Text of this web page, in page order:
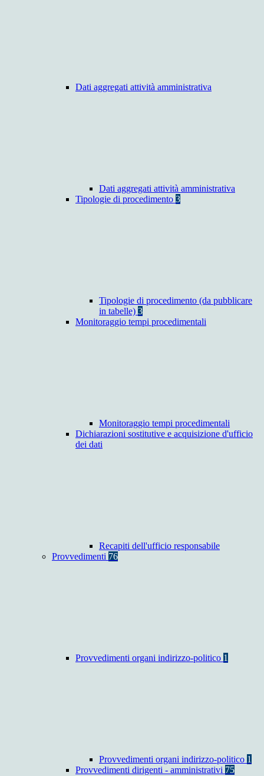
Dati aggregati attività amministrativa
Dati aggregati attività amministrativa
Tipologie di procedimento 3
Tipologie di procedimento (da pubblicare
in tabelle) 3
Monitoraggio tempi procedimentali
Monitoraggio tempi procedimentali
Dichiarazioni sostitutive e acquisizione d'ufficio
dei dati
Recapiti dell'ufficio responsabile
Provvedimenti 76
Provvedimenti organi indirizzo-politico 1
Provvedimenti organi indirizzo-politico 1
Provvedimenti dirigenti - amministrativi 75